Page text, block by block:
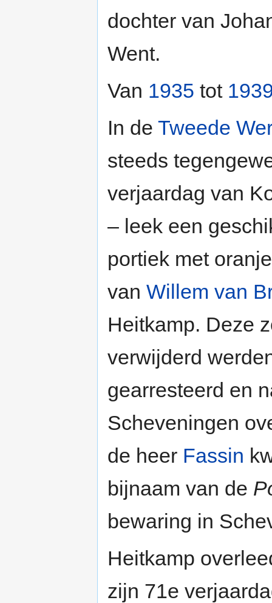
dochter van
Went.
Van 1935 tot
In de Tweede
steeds
verjaardag van
– leek een
portiek met
van Willem van
Heitkamp. Deze
verwijderd
gearresteerd en
Scheveningen
de heer Fassin
bijnaam van de
bewaring in
Heitkamp
zijn 71e